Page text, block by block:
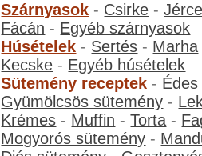
Szárnyasok - Csirke -
Fácán - Egyéb szárnyasok
Húsételek - Sertés - Marha
Kecske - Egyéb húsételek
Sütemény receptek -
Gyümölcsös sütemény -
Krémes - Muffin -Torta -
Mogyorós sütemény -